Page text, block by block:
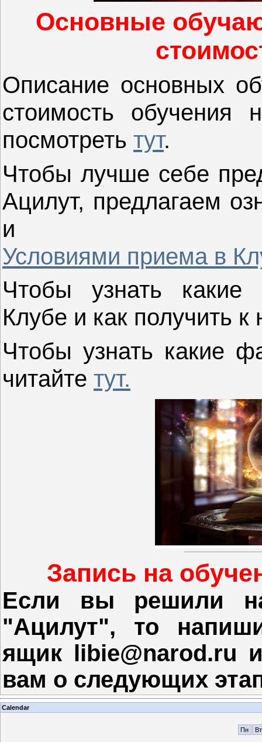
Основные
Описание основных
стоимость обучения
посмотреть тут.
Чтобы лучше себе
Ацилут, предлагаем
и
Условиями приема в
Чтобы узнать какие
Клубе и как получить
Чтобы узнать какие
читайте тут.
Запись на
Если вы решили
"Ацилут", то
ящик libie@narod.ru
вам о следующих
Calendar
Пн
Вт